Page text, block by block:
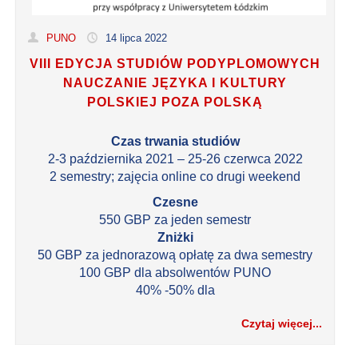
PUNO 14 lipca 2022
VIII EDYCJA STUDIÓW PODYPLOMOWYCH
NAUCZANIE JĘZYKA I KULTURY
POLSKIEJ POZA POLSKĄ
Czas trwania studiów
2-3 października 2021 – 25-26 czerwca 2022
2 semestry; zajęcia online co drugi weekend
Czesne
550 GBP za jeden semestr
Zniżki
50 GBP za jednorazową opłatę za dwa semestry
100 GBP dla absolwentów PUNO
40% -50% dla
Czytaj więcej...